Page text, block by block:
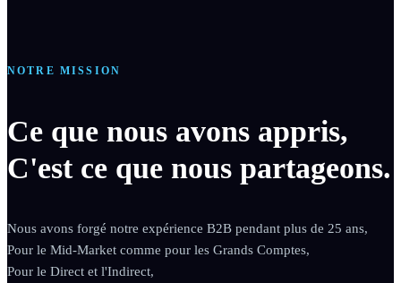
NOTRE MISSION
Ce que nous avons appris,
C'est ce que nous partageons.
Nous avons forgé notre expérience B2B pendant plus de 25 ans,
Pour le Mid-Market comme pour les Grands Comptes,
Pour le Direct et l'Indirect,